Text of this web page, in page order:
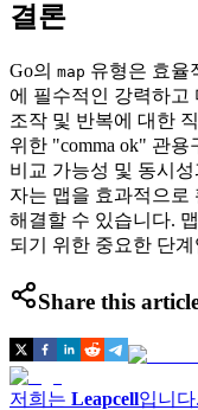
결론
Go의 map 유형은 효율
에 필수적인 강력하고
조작 및 반복에 대한
위한 "comma ok" 관용
비교 가능성 및 동시
자는 맵을 효과적으로
해결할 수 있습니다.
되기 위한 중요한 단
Share this
저희는 Leapcell입니다.